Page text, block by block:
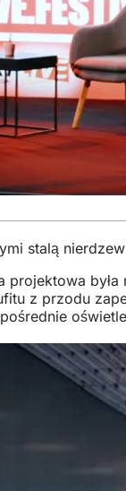
stalą
projektowa
z przodu